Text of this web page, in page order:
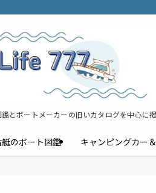
とボートメーカーの旧いカタログを中心に
のボート図鑑 キャンピングカー